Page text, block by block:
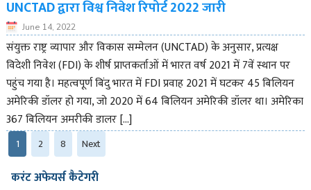
UNCTAD द्वारा विश्व निवेश रिपोर्ट 2022 जारी
June 14, 2022
संयुक्त राष्ट्र व्यापार और विकास सम्मेलन (UNCTAD) के अनुसार, प्रत्यक्ष
विदेशी निवेश (FDI) के शीर्ष प्राप्तकर्ताओं में भारत वर्ष 2021 में 7वें स्थान पर
पहुंच गया है। महत्वपूर्ण बिंदु भारत में FDI प्रवाह 2021 में घटकर 45 बिलियन
अमेरिकी डॉलर हो गया, जो 2020 में 64 बिलियन अमेरिकी डॉलर था। अमेरिका
367 बिलियन अमरीकी डालर […]
1 2 8 Next
करंट अफेयर्स कैटेगरी